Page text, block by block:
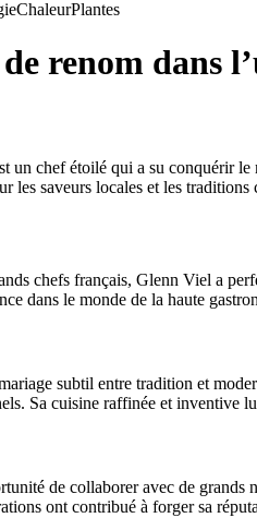
ChaleurPlantes
renom dans
chef étoilé qui a su conquérir
saveurs locales et les traditions
chefs français, Glenn Viel a
dans le monde de la haute
subtil entre tradition et
Sa cuisine raffinée et inventive
de collaborer avec de
ont contribué à forger sa